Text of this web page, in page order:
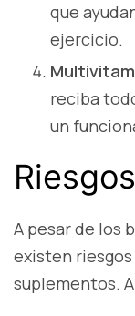
que
ejercicio.
reciba
un
A pesar de los
existen
suplementos.